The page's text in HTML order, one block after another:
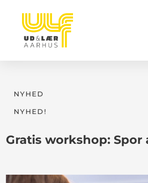
NYHED
NYHED!
Gratis workshop: Spor